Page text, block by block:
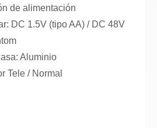
de alimentación
DC 1.5V (tipo AA) / DC 48V
Aluminio
Tele / Normal